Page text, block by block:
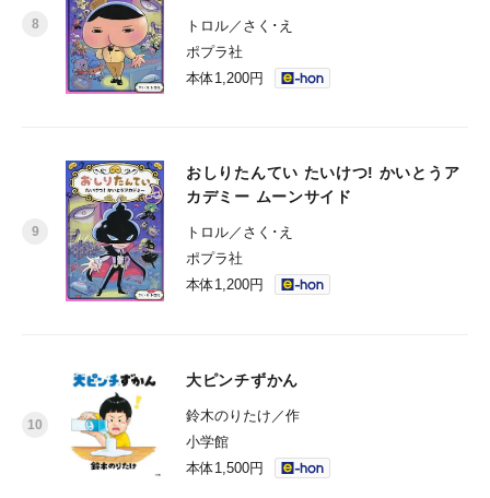
トロル／さく･え
ポプラ社
本体1,200円
おしりたんてい たいけつ! かいとうア
カデミー ムーンサイド
トロル／さく･え
ポプラ社
本体1,200円
大ピンチずかん
鈴木のりたけ／作
小学館
本体1,500円